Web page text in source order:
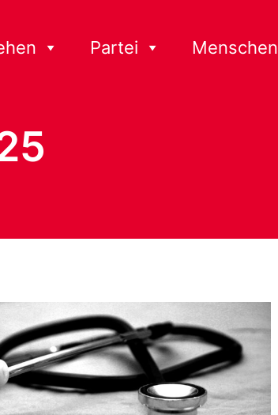
Partei Menschen